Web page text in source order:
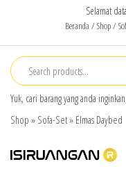
Selamat
Beranda / Shop/
Yuk, cari barang yang anda
Shop » Sofa-Set» Elmas Daybed